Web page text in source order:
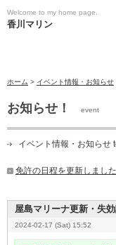
Welcome to my home page.
香川マリン
ホーム > イベント情報・お知らせ
お知らせ！ event
イベント情報・お知らせ
免許の日程を更新しました
屋島マリーナ更新・失
2024-02-17 (Sat) 15:52